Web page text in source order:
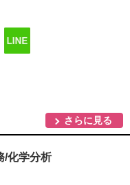
さらに見る
/化学分析